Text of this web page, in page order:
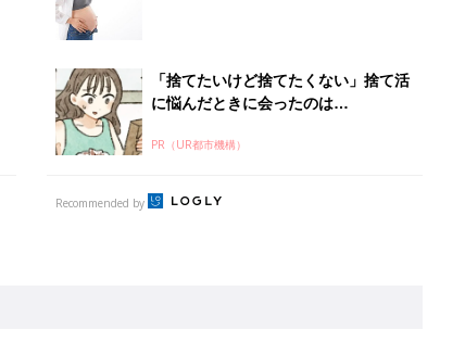
「捨てたいけど捨てたくない」捨て活
に悩んだときに会ったのは…
PR（UR都市機構）
Recommended by